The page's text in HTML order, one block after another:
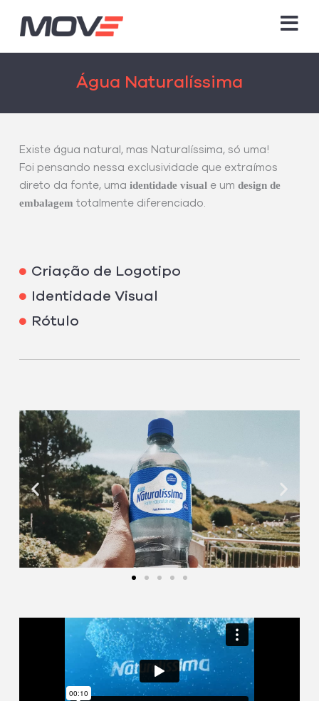
para
Água Naturalíssima
Criação de Logotipo
Identidade Visual
Rótulo
Existe água natural, mas Naturalíssima, só uma!
Foi pensando nessa exclusividade que extraímos
direto da fonte, uma identidade visuale um design de
embalagem totalmente diferenciado.